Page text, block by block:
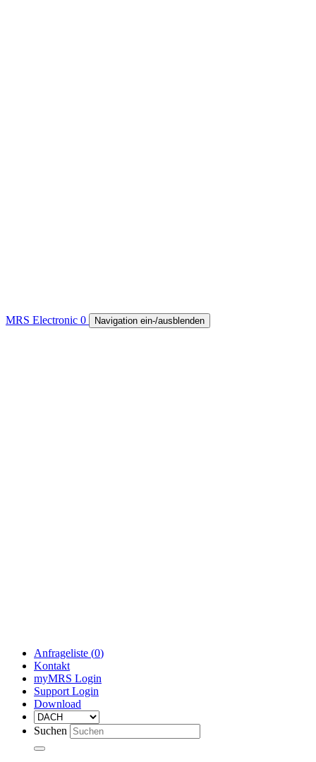
MRS Electronic 0 Navigation ein-/ausblenden
Anfrageliste (0)
Kontakt
myMRS Login
Support Login
Download
Suchen